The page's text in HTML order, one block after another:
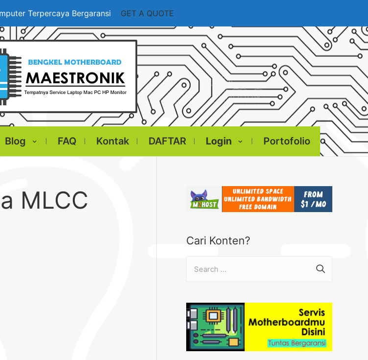
Terpercaya Bergaransi GET A QUOTE
Blog FAQ Kontak DAFTAR Login Portofolio
MLCC
Cari Konten?